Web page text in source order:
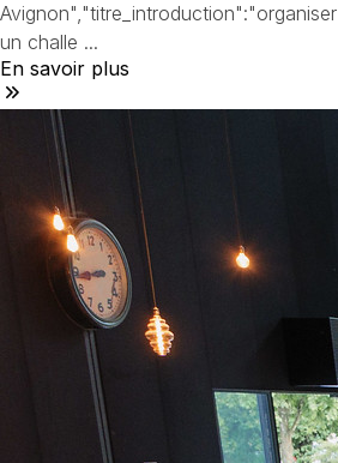
Avignon","titre_introduction":"organiser
un challe ...
En savoir plus